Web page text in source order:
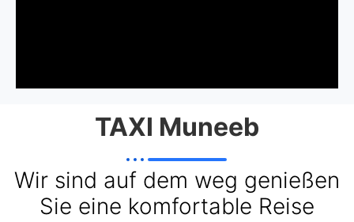
TAXI Muneeb
Wir sind auf dem weg genießen
Sie eine komfortable Reise